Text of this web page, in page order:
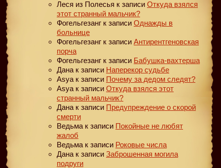
Леся из Полесья к записи Откуда взялся
этот странный мальчик?
Фогельгезанг к записи Однажды в
больнице
Фогельгезанг к записи Антирентгеновская
порча
Фогельгезанг к записи Бабушка-вахтерша
Дана к записи Наперекор судьбе
Asya к записи Почему за дедом следят?
Asya к записи Откуда взялся этот
странный мальчик?
Дана к записи Предупреждение о скорой
смерти
Ведьма к записи Покойные не любят
жалоб
Ведьма к записи Роковые числа
Дана к записи Заброшенная могила
подруги